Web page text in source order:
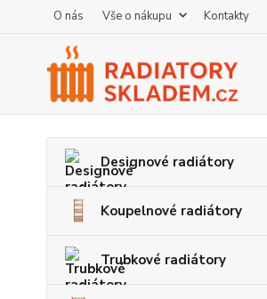
O nás Vše o nákupu Kontakty
Designové radiátory
Koupelnové radiátory
Trubkové radiátory